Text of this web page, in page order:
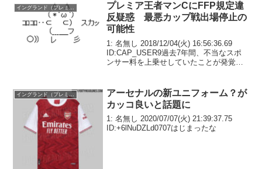
イングランド（プレミア）
プレミア王者マンCにFFP規定違
反疑惑 最悪カップ戦出場停止の
可能性
1: 名無し 2018/12/04(火) 16:56:36.69
ID:CAP_USER9過去7年間、不当なスポ
ンサー料を上乗せしていたことが発覚し
ッカー連盟（UEF...
アーセナルの新ユニフォーム？が
カッコ良いと話題に
1: 名無し 2020/07/07(火) 21:39:37.75
ID:+6lNuDZLd0707はじまったな